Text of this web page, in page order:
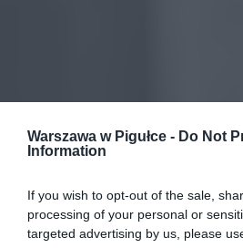
Warszawa w Pigułce - Do Not
Information
If you wish to opt-out of the sale,
processing of your personal or
targeted advertising by us, please